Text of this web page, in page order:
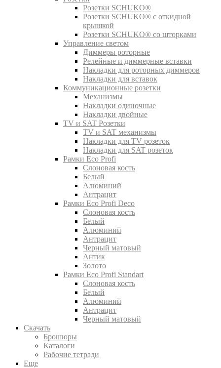
Розетки SCHUKO®
Розетки SCHUKO® с откидной
крышкой
Розетки SCHUKO® со шторками
Управление светом
Диммеры роторные
Релейные и диммерные вставки
Накладки для роторных диммеров
Накладки для вставок
Коммуникационные розетки
Механизмы
Накладки одиночные
Накладки двойные
TV и SAT Розетки
TV и SAT механизмы
Накладки для TV розеток
Накладки для SAT розеток
Рамки Eco Profi
Слоновая кость
Белый
Алюминий
Антрацит
Рамки Eco Profi Deco
Слоновая кость
Белый
Алюминий
Антрацит
Черный матовый
Антик
Золото
Рамки Eco Profi Standart
Слоновая кость
Белый
Алюминий
Антрацит
Черный матовый
Скачать
Брошюры
Каталоги
Рабочие тетради
Еще